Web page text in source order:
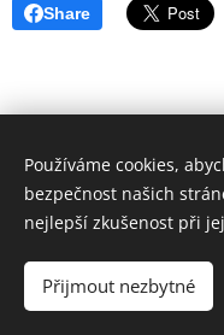
Share
© 2016Základní škola
Designed by
Používáme cookies,
bezpečnost našich
nejlepší zkušenost při
Přijmout nezbytné